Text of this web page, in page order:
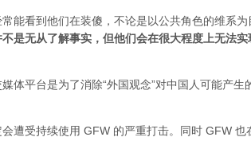
能看到他们在装傻，不论是以公共角色的维系为
是无从了解事实，但他们会在很大程度上无法实
体平台是为了消除“外国观念”对中国人可能产生
遭受持续使用 GFW 的严重打击。同时 GFW 也